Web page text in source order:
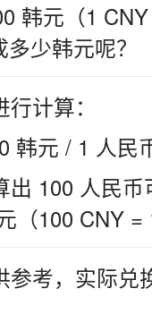
韩元（1
少韩元呢？
计算：
韩元 / 1 人民
出 100 人民
（100 CNY =
参考，实际